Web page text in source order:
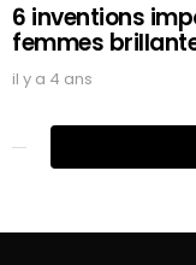
6 inventions
femmes
il y a 4 ans